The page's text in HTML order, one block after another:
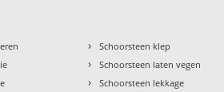
› Schoorsteen klep
› Schoorsteen laten vegen
› Schoorsteen lekkage